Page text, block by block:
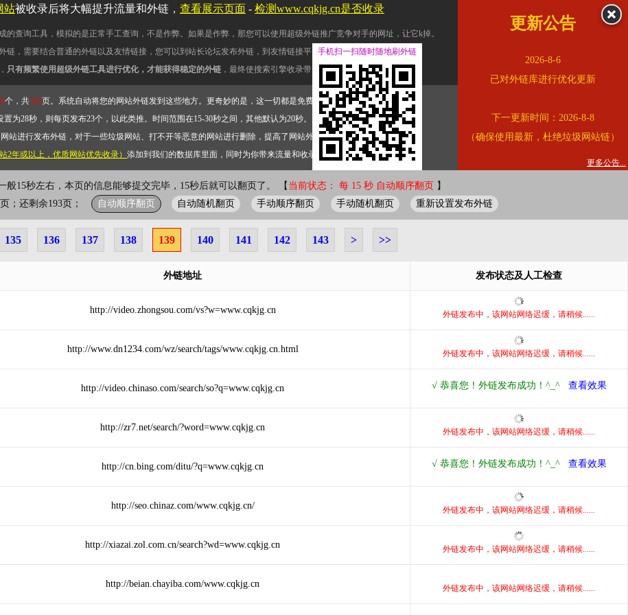
的查询工具，模拟的是正常手工查询，不是作弊。如果是作弊，那您可以使用超级外链推广竞争对手的网址，让它k掉。
链，需要结合普通的外链以及友情链接，您可以到站长论坛发布外链，到友情链接平台交换友情链接。
只有频繁使用超级外链工具进行优化，才能获得稳定的外链 ，最终使搜索引擎收录带网址的查询页面。
个，共332页。系统自动将您的网站外链发到这些地方。更奇妙的是，这一切都是免费的。
为28秒，则每页发布23个，以此类推。时间范围在15-30秒之间，其他默认为20秒。）
站进行发布外链，对于一些垃圾网站、打不开等恶意的网站进行删除，提高了网站外链的质量。
2年或以上，优质网站优先收录） 添加到我们的数据库里面，同时为你带来流量和收录。 错误外链纠正
1秒 一般15秒左右，本页的信息能够提交完毕，15秒后就可以翻页了。 【当前状态： 每 15 秒 自动顺序翻页
；还剩余193页；
自动顺序翻页 自动随机翻页 手动顺序翻页 手动随机翻页 重新设置发布外链
135 136 137 138 139 140 141 142 143 > >>
外链地址 发布状态及人工检查
http://video.zhongsou.com/vs?w=www.cqkjg.cn
http://www.dn1234.com/wz/search/tags/www.cqkjg.cn.html
http://video.chinaso.com/search/so?q=www.cqkjg.cn
http://zr7.net/search/?word=www.cqkjg.cn
http://cn.bing.com/ditu/?q=www.cqkjg.cn
http://seo.chinaz.com/www.cqkjg.cn/
http://xiazai.zol.com.cn/search?wd=www.cqkjg.cn
http://beian.chayiba.com/www.cqkjg.cn
站被收录后将大幅提升流量和外链， 查看展示页面 - 检测www.cqkjg.cn是否收录
更新公告
2026-8-6
已对外链库进行优化更新
下一更新时间：2026-8-8
（确保使用最新，杜绝垃圾网站链）
更多公告...
手机扫一扫随时随地刷外链